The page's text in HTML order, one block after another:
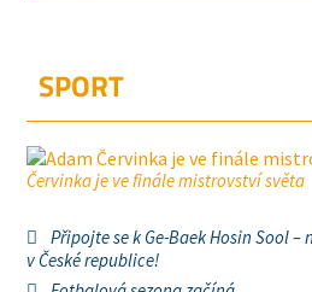
SPORT
Červinka je ve finále mistrovství světa
Připojte se k Ge-Baek Hosin Sool –
v České republice!